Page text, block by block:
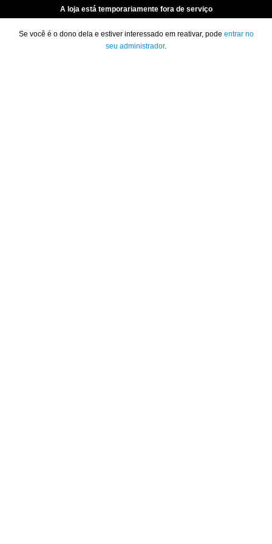
A loja está temporariamente fora de serviço
Se você é o dono dela e estiver interessado em reativar, pode entrar no
seu administrador.